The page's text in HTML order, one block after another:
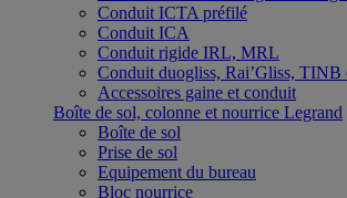
Conduit ICTA préfilé
Conduit ICA
Conduit rigide IRL, MRL
Conduit duogliss, Rai’Gliss,
Accessoires gaine et conduit
Boîte de sol, colonne et nourrice Legrand
Boîte de sol
Prise de sol
Equipement du bureau
Bloc nourrice